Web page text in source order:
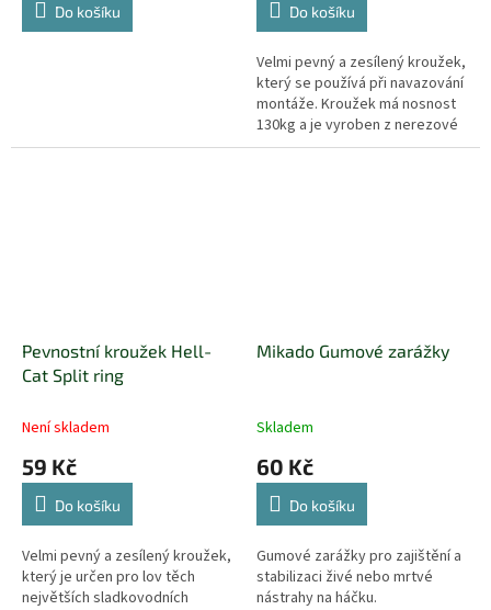
Do košíku Do košíku
Velmi pevný a zesílený kroužek,
který se používá při navazování
montáže. Kroužek má nosnost
130kg a je vyroben z nerezové
oceli.
Pevnostní kroužek Hell-
Cat Split ring
Není skladem
59 Kč
Do košíku
Velmi pevný a zesílený kroužek,
který je určen pro lov těch
největších sladkovodních
Mikado Gumové zarážky
Skladem
60 Kč
Do košíku
Gumové zarážky pro zajištění a
stabilizaci živé nebo mrtvé
nástrahy na háčku.